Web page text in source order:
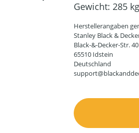
Gewicht: 285 kg
Herstellerangaben
Stanley Black &
Black-&-Decker-Str. 40
65510 Idstein
Deutschland